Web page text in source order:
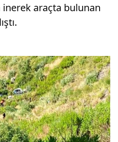
araçta bulunan